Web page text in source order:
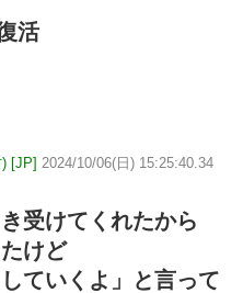
活
[JP] 2024/10/06(日) 15:25:40.34
受けてくれたから
けど
ていくよ」と言って